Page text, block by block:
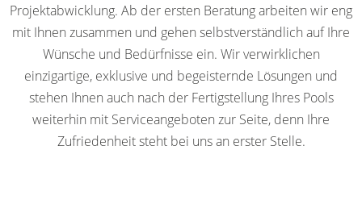
Projektabwicklung. Ab der ersten Beratung arbeiten wir eng
mit Ihnen zusammen und gehen selbstverständlich auf Ihre
Wünsche und Bedürfnisse ein. Wir verwirklichen
einzigartige, exklusive und begeisternde Lösungen und
stehen Ihnen auch nach der Fertigstellung Ihres Pools
weiterhin mit Serviceangeboten zur Seite, denn Ihre
Zufriedenheit steht bei uns an erster Stelle.